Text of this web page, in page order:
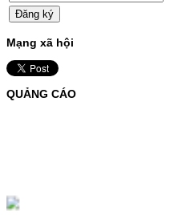
Chọn mua
DÒNG MÁY HP COLOR
LASER 150A/178NW
Chọn mua
Mạng xã hội
QUẢNG CÁO